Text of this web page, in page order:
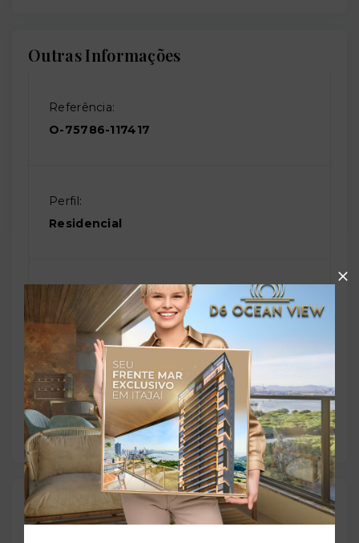
Outras Informações
Referência:
O-75786-117417
Perfil:
Residencial
Situação:
Em construção
Previsão de entrega:
31/12/2028
Localização